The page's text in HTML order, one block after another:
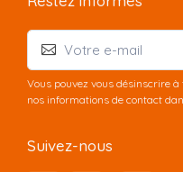
Vous pouvez vous désinscrire
nos informations de contact
Suivez-nous